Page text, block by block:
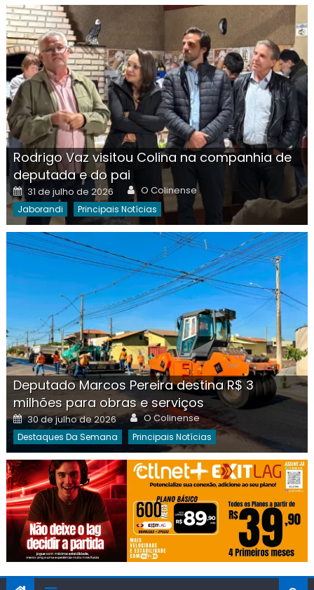
Rodrigo Vaz visitou Colina na companhia de
deputada e do pai
Posted
on
31 de julho de 2026 Author
O Colinense
Jaborandi Principais Notícias
Deputado Marcos Pereira destina R$ 3
milhões para obras e serviços
Posted
on
30 de julho de 2026 Author
O Colinense
Destaques Da Semana Principais Notícias